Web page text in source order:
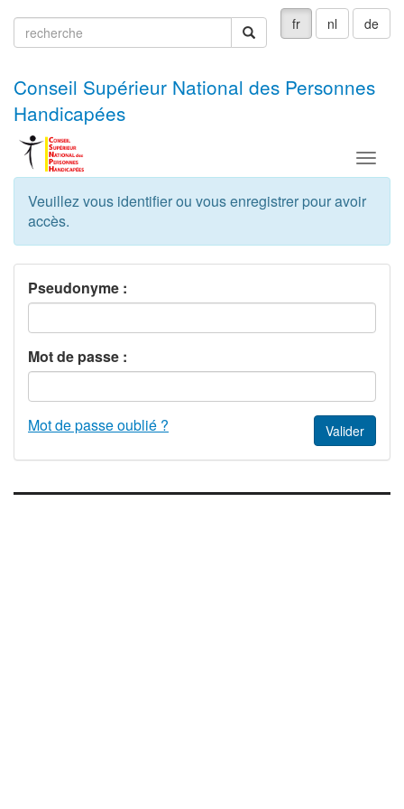
fr nl de
recherche
Conseil Supérieur National des Personnes
Handicapées
Menu
Veuillez vous identifier ou vous enregistrer pour avoir
accès.
Pseudonyme :
Mot de passe :
Mot de passe oublié ?